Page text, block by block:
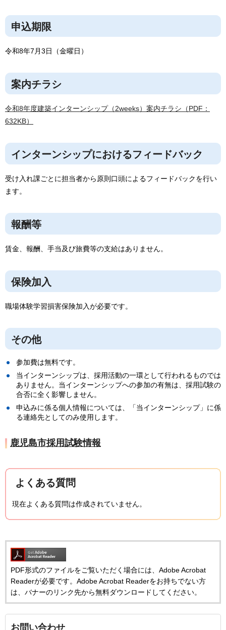
申込期限
令和8年7月3日（金曜日）
案内チラシ
令和8年度建築インターンシップ（2weeks）案内チラシ（PDF：
632KB）
インターンシップにおけるフィードバック
受け入れ課ごとに担当者から原則口頭によるフィードバックを行い
ます。
報酬等
賃金、報酬、手当及び旅費等の支給はありません。
保険加入
職場体験学習損害保険加入が必要です。
その他
参加費は無料です。
当インターンシップは、採用活動の一環として行われるものでは
ありません。当インターンシップへの参加の有無は、採用試験の
合否に全く影響しません。
申込みに係る個人情報については、「当インターンシップ」に係
る連絡先としてのみ使用します。
鹿児島市採用試験情報
よくある質問
現在よくある質問は作成されていません。
PDF形式のファイルをご覧いただく場合には、Adobe Acrobat
Readerが必要です。Adobe Acrobat Readerをお持ちでない方
は、バナーのリンク先から無料ダウンロードしてください。
お問い合わせ